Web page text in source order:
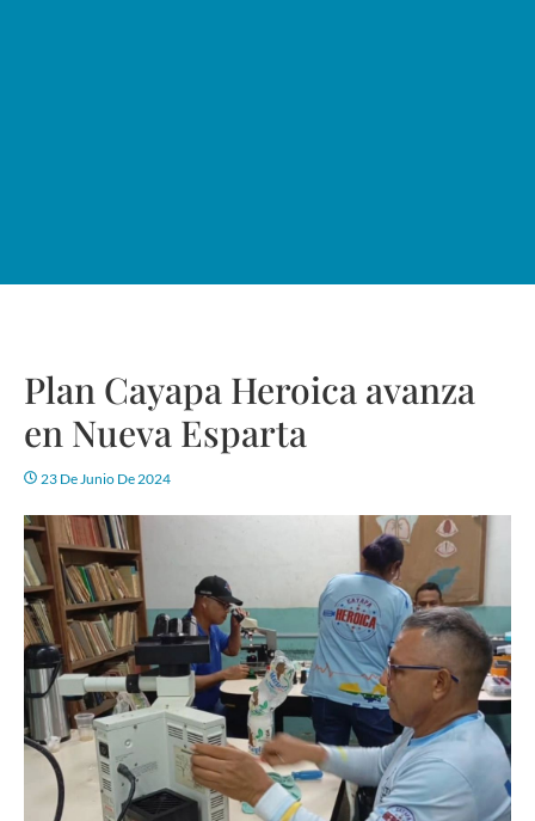
Plan Cayapa Heroica avanza
en Nueva Esparta
23 De Junio De 2024